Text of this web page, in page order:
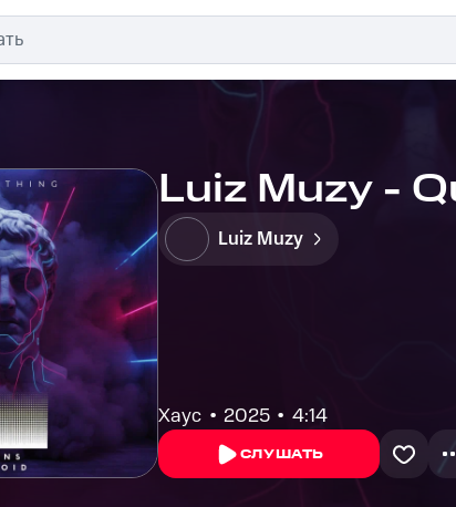
Luiz Muzy -
Luiz Muzy
Хаус 2025 4:14
СЛУШАТЬ